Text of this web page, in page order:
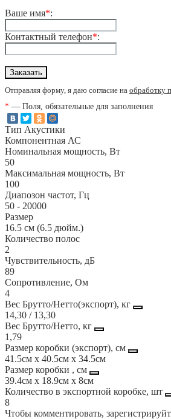
Ваше имя*:
Контактный телефон*:
Отправляя форму, я даю согласие на обработку
* — Поля, обязательные для заполнения
Тип Акустики
Компонентная АС
Номинальная мощность, Вт
50
Максимальная мощность, Вт
100
Диапозон частот, Гц
50 - 20000
Размер
16.5 см (6.5 дюйм.)
Количество полос
2
Чувствительность, дБ
89
Сопротивление, Ом
4
Вес Брутто/Нетто(экспорт), кг
14,30 / 13,30
Вес Брутто/Нетто, кг
1,79
Размер коробки (экспорт), см
41.5см x 40.5см x 34.5см
Размер коробки , см
39.4см x 18.9см x 8см
Количество в экспортной коробке, шт
8
Чтобы комментировать,